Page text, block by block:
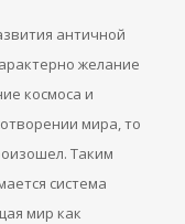
античной
желание
космоса и
мира, то
Таким
система
мир как